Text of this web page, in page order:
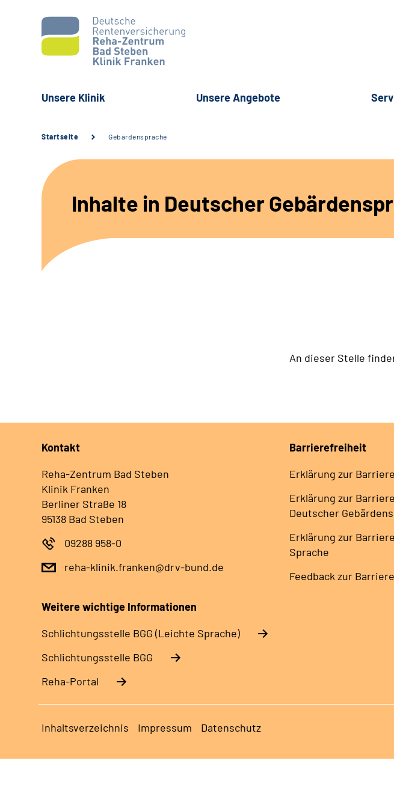
Unsere Klinik Unsere Angebote
Startseite Gebärdensprache
Inhalte in Deutscher
An dieser Stelle
Kontakt
Reha-Zentrum Bad Steben
Klinik Franken
Berliner Straße 18
95138 Bad Steben
09288 958-0
reha-klinik.franken@drv-bund.de
Barrierefreiheit
Erklärung zur
Erklärung zur
Deutscher
Erklärung zur
Sprache
Feedback zur
Weitere wichtige Informationen
Schlich­tungs­stel­le BGG (Leichte Sprache)
Schlich­tungs­stel­le BGG
Reha-Portal
Inhaltsverzeichnis Impressum Datenschutz